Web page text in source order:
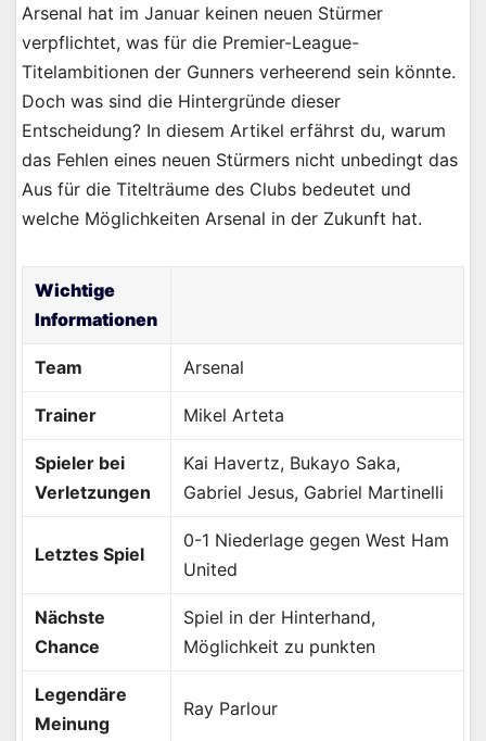
Arsenal hat im Januar keinen neuen Stürmer
verpflichtet, was für die Premier-League-
Titelambitionen der Gunners verheerend sein könnte.
Doch was sind die Hintergründe dieser
Entscheidung? In diesem Artikel erfährst du, warum
das Fehlen eines neuen Stürmers nicht unbedingt das
Aus für die Titelträume des Clubs bedeutet und
welche Möglichkeiten Arsenal in der Zukunft hat.
Wichtige
Informationen
Team Arsenal
Trainer Mikel Arteta
Spieler bei
Verletzungen
Kai Havertz, Bukayo Saka,
Gabriel Jesus, Gabriel Martinelli
Letztes Spiel
0-1 Niederlage gegen West Ham
United
Nächste
Chance
Spiel in der Hinterhand,
Möglichkeit zu punkten
Legendäre
Meinung
Ray Parlour